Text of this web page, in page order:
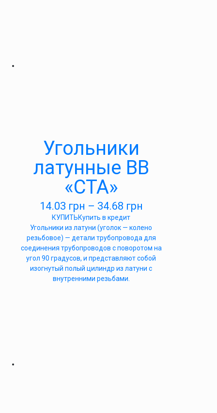
Угольники
латунные ВВ
«СТА»
14.03 грн – 34.68 грн
КУПИТЬКупить в кредит
Угольники из латуни (уголок — колено
резьбовое) — детали трубопровода для
соединения трубопроводов с поворотом на
угол 90 градусов, и представляют собой
изогнутый полый цилиндр из латуни с
внутренними резьбами.